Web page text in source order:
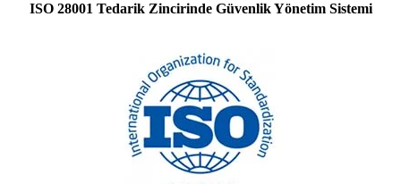
ISO 28001 Tedarik Zincirinde Güvenlik Yönetim Sistemi